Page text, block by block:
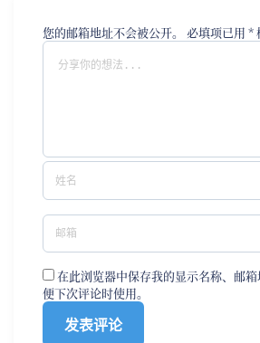
您的邮箱地址不会被公开。 必填项已用 *
在此浏览器中保存我的显示名称、邮
便下次评论时使用。